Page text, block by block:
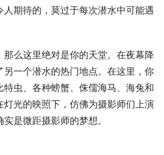
人期待的，莫过于每次潜水中可能遇
么这里绝对是你的天堂。在夜幕降
另一个潜水的热门地点。在这里，你
虫、各种螃蟹、侏儒海马、海兔和
灯光的映照下，仿佛为摄影师们上演
是微距摄影师的梦想。